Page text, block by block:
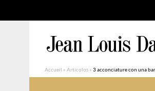
Accueil » Articolos » 3 acconciature con una